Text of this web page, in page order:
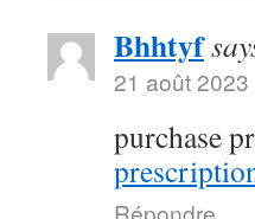
Bhhtyf
21 août
purchase
Répondre